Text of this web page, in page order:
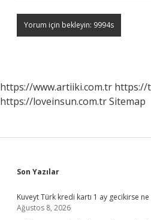
https://www.artiiki.com.tr https://
https://loveinsun.com.trSitemap
Sidebar
Son Yazılar
Kuveyt Türk kredi kartı 1 ay gecikirse
Ağustos 8, 2026